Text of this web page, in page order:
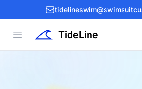
Open menu TideLine